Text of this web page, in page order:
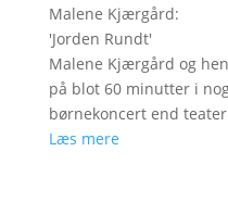
Malene Kjærgård:
'Jorden Rundt'
Malene Kjærgård og
på blot 60 minutter i
børnekoncert end
Læs mere